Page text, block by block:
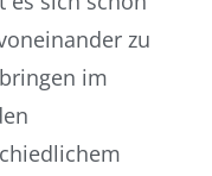
zu
im